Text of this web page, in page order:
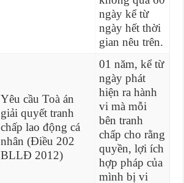
ngày kể từ
ngày hết thời
gian nêu trên.
Yêu cầu Toà án
giải quyết tranh
chấp lao động cá
nhân (Điều 202
BLLĐ 2012)
01 năm, kể từ
ngày phát
hiện ra hành
vi mà mỗi
bên tranh
chấp cho rằng
quyền, lợi ích
hợp pháp của
mình bị vi